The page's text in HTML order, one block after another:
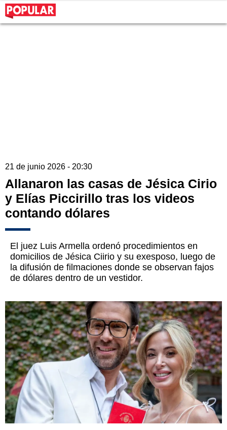
21 de junio 2026 - 20:30
Allanaron las casas de Jésica Cirio
y Elías Piccirillo tras los videos
contando dólares
El juez Luis Armella ordenó procedimientos en
domicilios de Jésica Ciirio y su exesposo, luego de
la difusión de filmaciones donde se observan fajos
de dólares dentro de un vestidor.